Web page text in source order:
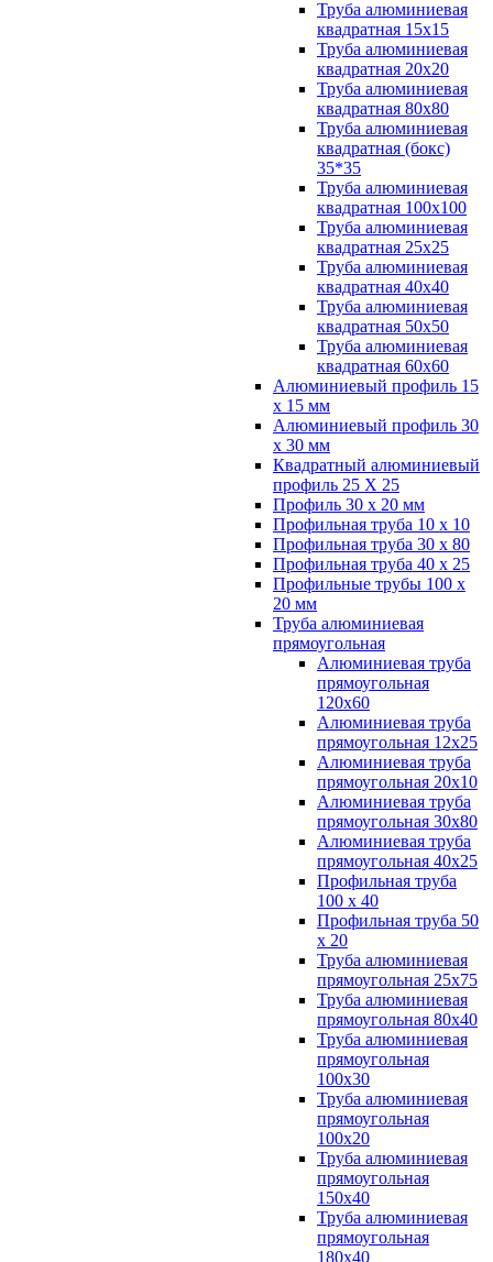
Труба алюминиевая
квадратная 15х15
Труба алюминиевая
квадратная 20х20
Труба алюминиевая
квадратная 80х80
Труба алюминиевая
квадратная (бокс)
35*35
Труба алюминиевая
квадратная 100х100
Труба алюминиевая
квадратная 25х25
Труба алюминиевая
квадратная 40х40
Труба алюминиевая
квадратная 50х50
Труба алюминиевая
квадратная 60х60
Алюминиевый профиль 15
х 15 мм
Алюминиевый профиль 30
х 30 мм
Квадратный алюминиевый
профиль 25 Х 25
Профиль 30 х 20 мм
Профильная труба 10 х 10
Профильная труба 30 х 80
Профильная труба 40 х 25
Профильные трубы 100 х
20 мм
Труба алюминиевая
прямоугольная
Алюминиевая труба
прямоугольная
120х60
Алюминиевая труба
прямоугольная 12х25
Алюминиевая труба
прямоугольная 20х10
Алюминиевая труба
прямоугольная 30х80
Алюминиевая труба
прямоугольная 40х25
Профильная труба
100 х 40
Профильная труба 50
х 20
Труба алюминиевая
прямоугольная 25х75
Труба алюминиевая
прямоугольная 80х40
Труба алюминиевая
прямоугольная
100x30
Труба алюминиевая
прямоугольная
100х20
Труба алюминиевая
прямоугольная
150x40
Труба алюминиевая
прямоугольная
180x40